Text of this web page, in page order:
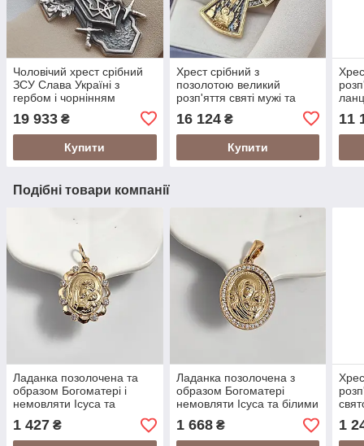
Чоловічий хрест срібний
ЗСУ Слава Україні з
гербом і чорнінням
19 933 ₴
Купити
Хрест срібний з
позолотою великий
розп'яття святі мужі та
16 124₴
Купити
11
Подібні товари компанії
Ладанка позолочена та
образом Богоматері і
немовляти Ісуса та
1 427 ₴
Ладанка позолочена з
образом Богоматері
немовляти Ісуса та білими
1 668₴ 1